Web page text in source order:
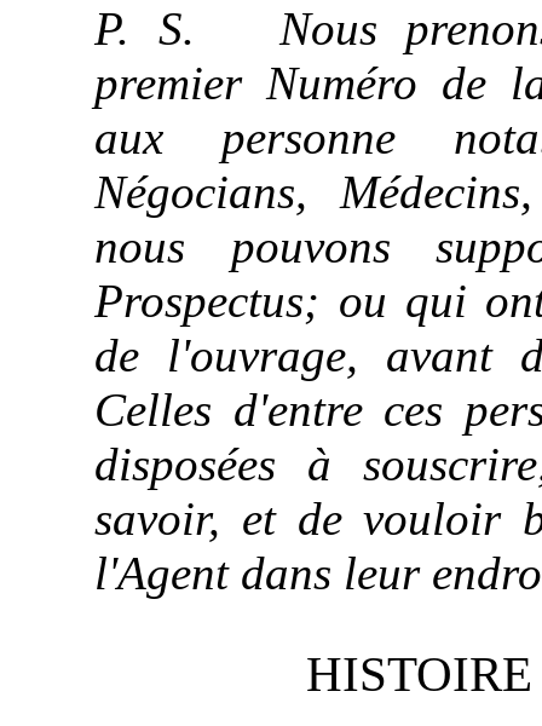
P. S. Nous
premier Numéro de
aux personne
Négocians,
nous pouvons
Prospectus; ou qui
de l'ouvrage, avant
Celles d'entre ces
disposées à
savoir, et de vouloir
l'Agent dans leur